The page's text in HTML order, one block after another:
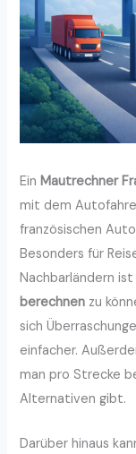
EinMautrechner
mit dem
französischen
Besonders für
Nachbarländern
berechnen zu
sich
einfacher.
man pro Strecke
Alternativen gibt.
Darüber hinaus